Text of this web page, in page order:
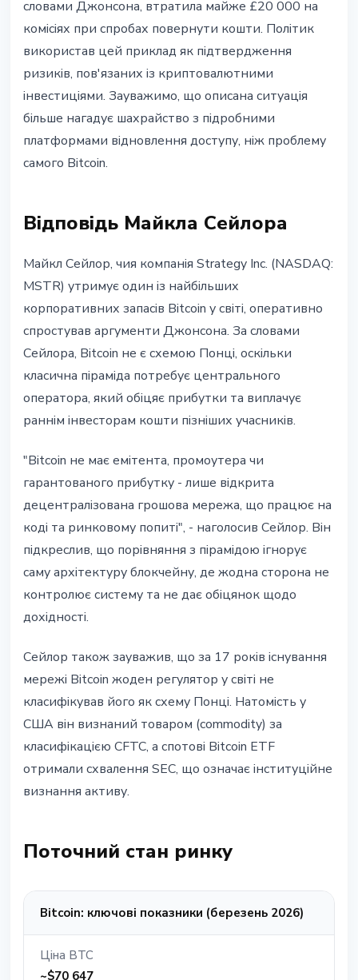
словами Джонсона, втратила майже £20 000 на
комісіях при спробах повернути кошти. Політик
використав цей приклад як підтвердження
ризиків, пов'язаних із криптовалютними
інвестиціями. Зауважимо, що описана ситуація
більше нагадує шахрайство з підробними
платформами відновлення доступу, ніж проблему
самого Bitcoin.
Відповідь Майкла Сейлора
Майкл Сейлор, чия компанія Strategy Inc. (NASDAQ:
MSTR) утримує один із найбільших
корпоративних запасів Bitcoin у світі, оперативно
спростував аргументи Джонсона. За словами
Сейлора, Bitcoin не є схемою Понці, оскільки
класична піраміда потребує центрального
оператора, який обіцяє прибутки та виплачує
раннім інвесторам кошти пізніших учасників.
"Bitcoin не має емітента, промоутера чи
гарантованого прибутку - лише відкрита
децентралізована грошова мережа, що працює на
коді та ринковому попиті", - наголосив Сейлор. Він
підкреслив, що порівняння з пірамідою ігнорує
саму архітектуру блокчейну, де жодна сторона не
контролює систему та не дає обіцянок щодо
дохідності.
Сейлор також зауважив, що за 17 років існування
мережі Bitcoin жоден регулятор у світі не
класифікував його як схему Понці. Натомість у
США він визнаний товаром (commodity) за
класифікацією CFTC, а спотові Bitcoin ETF
отримали схвалення SEC, що означає інституційне
визнання активу.
Поточний стан ринку
Bitcoin: ключові показники (березень 2026)
Ціна BTC
~$70 647